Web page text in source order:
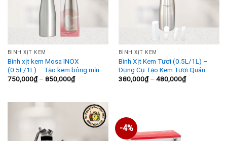
Danh mục sản phẩm
Danh mục sản phẩm
Thẻ sản phẩm
BÌNH XỊT KEM
Bình xịt kem Mosa INOX
(0.5L/1L) – Tạo kem bông mịn
750,000₫ – 850,000₫Khoảng
giá:
đến
850,000₫
BÌNH XỊT KEM
Bình Xịt Kem Tươi (0.5L/1L) –
Dụng Cụ Tạo Kem Tươi Quán
380,000₫ – 480,000₫Khoảng
giá:
-4%